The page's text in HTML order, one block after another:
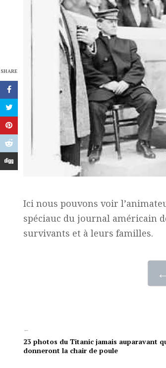
SHARE
Ici nous pouvons voir
spéciauc du journal américain
survivants et à leurs familles.
←
←
23 photos du Titanic jamais auparavant
donneront la chair de poule